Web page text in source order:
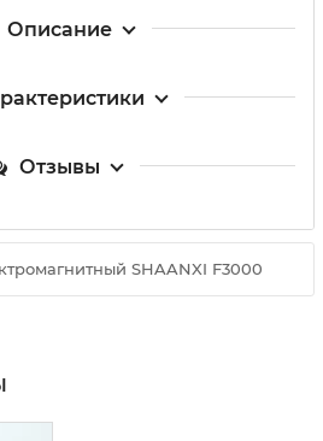
Описание
Отзывы
SHAANXI F3000